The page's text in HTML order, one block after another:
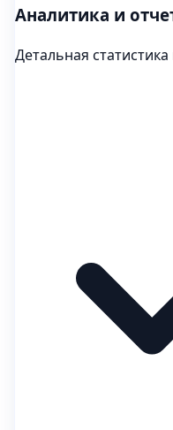
Аналитика и
Детальная